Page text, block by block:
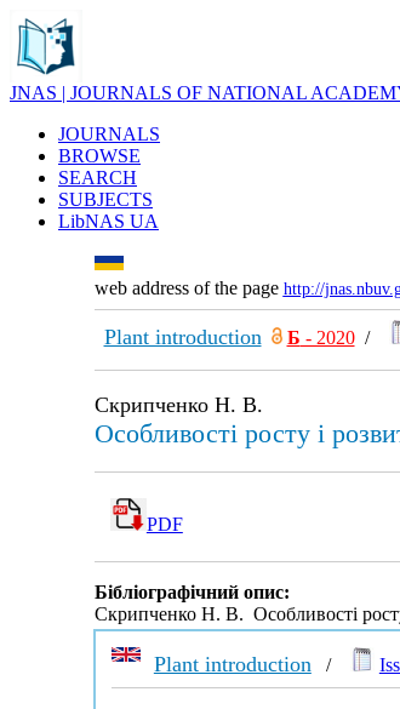
JNAS | JOURNALS OF NATIONAL
JOURNALS
BROWSE
SEARCH
SUBJECTS
LibNAS UA
web address of the page http://
Plant introduction Б - 2020/
Скрипченко Н. В.
Особливості росту і
PDF
Бібліографічний опис:
Скрипченко Н. В. Особливості росту
Plant introduction /